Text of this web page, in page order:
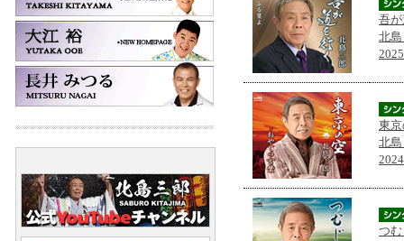
吾
北
東
北
つ